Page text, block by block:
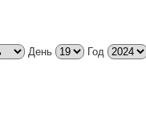
День Год